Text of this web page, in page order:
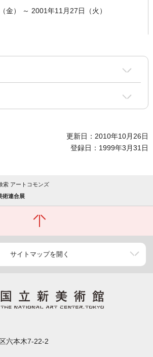
金） ～ 2001年11月27日（火）
更新日：2010年10月26日
登録日：1999年3月31日
索 アートコモンズ
術連合展
サイトマップを開く
六本木7-22-2